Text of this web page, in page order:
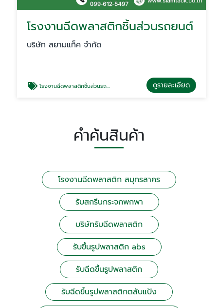
โรงงานฉีดพลาสติกชิ้นส่วนรถยนต์
บริษัท สยามแท็ค จำกัด
โรงงานฉีดพลาสติกชิ้นส่วนรถยนต์ ดูรายละเอียด
คำค้นสินค้า
โรงงานฉีดพลาสติก สมุทรสาคร
รับสกรีนกระจกพกพา
บริษัทรับฉีดพลาสติก
รับขึ้นรูปพลาสติก abs
รับฉีดขึ้นรูปพลาสติก
รับฉีดขึ้นรูปพลาสติกตลับแป้ง